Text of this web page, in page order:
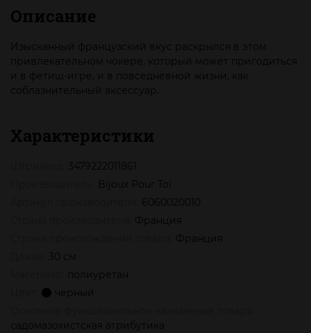
Описание
Изысканный французский вкус раскрылся в этом
привлекательном чокере, который может пригодиться
и в фетиш-игре, и в повседневной жизни, как
соблазнительный аксессуар.
Характеристики
3479222011861
Bijoux Pour Toi
6060020010
Франция
Франция
30 см
полиуретан
черный
садомазохистская атрибутика